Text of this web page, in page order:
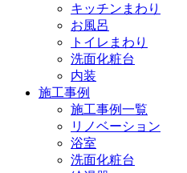
キッチンまわり
お風呂
トイレまわり
洗面化粧台
内装
施工事例
施工事例一覧
リノベーション
浴室
洗面化粧台